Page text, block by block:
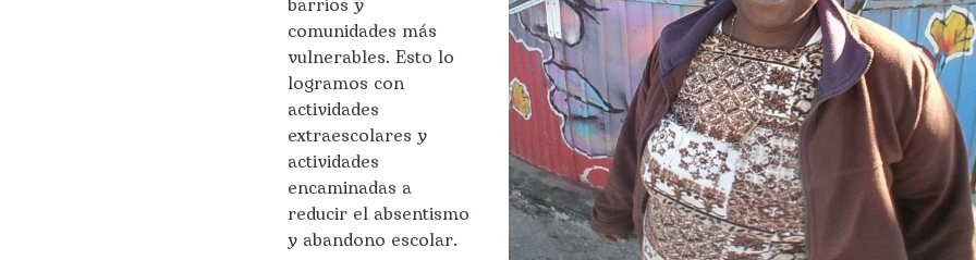
barrios y
comunidades más
vulnerables. Esto lo
logramos con
actividades
extraescolares y
actividades
encaminadas a
reducir el absentismo
y abandono escolar.